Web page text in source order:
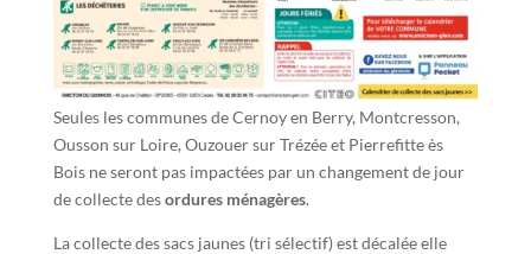
Seules les communes de Cernoy en Berry, Montcresson,
Ousson sur Loire, Ouzouer sur Trézée et Pierrefitte ès
Bois ne seront pas impactées par un changement de jour
de collecte desordures ménagères.
La collecte des sacs jaunes (tri sélectif) est décalée elle